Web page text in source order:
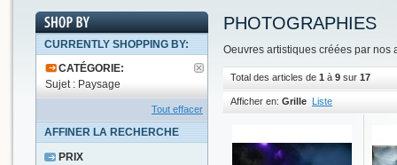
PHOTOGRAPHIES
Oeuvres artistiques créées par nos
Total des articles de 1 à 9 sur 17
Afficher en: Grille Liste
CURRENTLY SHOPPING BY:
CATÉGORIE:
Sujet : Paysage
Tout effacer
AFFINER LA RECHERCHE
PRIX